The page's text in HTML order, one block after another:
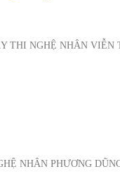
THI NGHỆ NHÂN
NHÂN PHƯƠNG